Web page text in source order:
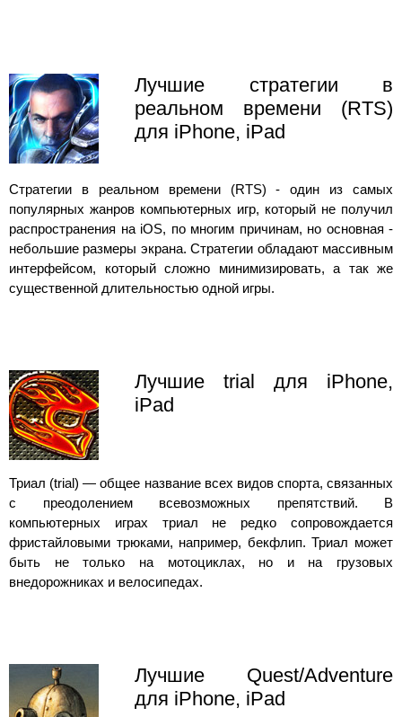
Лучшие стратегии в
реальном времени (RTS)
для iPhone, iPad
Стратегии в реальном времени (RTS) - один из самых
популярных жанров компьютерных игр, который не получил
распространения на iOS, по многим причинам, но основная -
небольшие размеры экрана. Стратегии обладают массивным
интерфейсом, который сложно минимизировать, а так же
существенной длительностью одной игры.
Лучшие trial для iPhone,
iPad
Триал (trial) — общее название всех видов спорта, связанных
с преодолением всевозможных препятствий. В
компьютерных играх триал не редко сопровождается
фристайловыми трюками, например, бекфлип. Триал может
быть не только на мотоциклах, но и на грузовых
внедорожниках и велосипедах.
Лучшие Quest/Adventure
для iPhone, iPad